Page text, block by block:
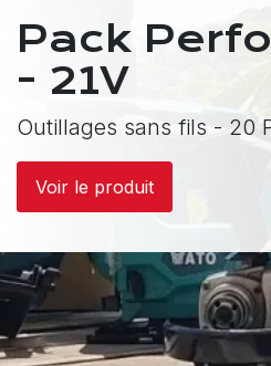
Pack
- 21V
Outillages sans fils - 20
Voir le produit